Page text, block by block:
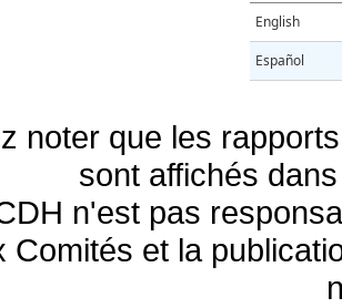
English
Español
noter que les
sont affichés
n'est pas
Comités et la